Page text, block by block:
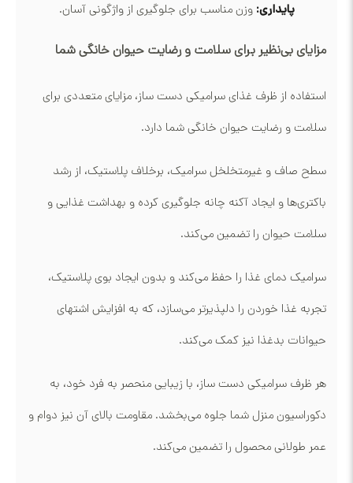
پایداری: وزن مناسب برای جلوگیری از واژگونی آسان.
مزایای بی‌نظیر برای سلامت و رضایت حیوان خانگی شما
استفاده از ظرف غذای سرامیکی دست ساز، مزایای متعددی برای
سلامت و رضایت حیوان خانگی شما دارد.
سطح صاف و غیرمتخلخل سرامیک، برخلاف پلاستیک، از رشد
باکتری‌ها و ایجاد آکنه چانه جلوگیری کرده و بهداشت غذایی و
سلامت حیوان را تضمین می‌کند.
سرامیک دمای غذا را حفظ می‌کند و بدون ایجاد بوی پلاستیک،
تجربه غذا خوردن را دلپذیرتر می‌سازد، که به افزایش اشتهای
حیوانات بدغذا نیز کمک می‌کند.
هر ظرف سرامیکی دست ساز، با زیبایی منحصر به فرد خود، به
دکوراسیون منزل شما جلوه می‌بخشد. مقاومت بالای آن نیز دوام و
عمر طولانی محصول را تضمین می‌کند.